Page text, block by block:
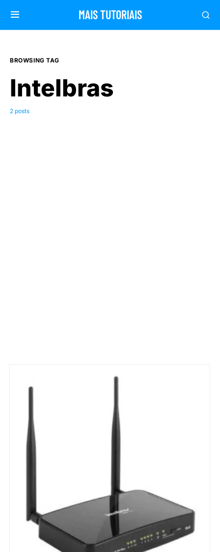
MAIS TUTORIAIS
BROWSING TAG
Intelbras
2 posts